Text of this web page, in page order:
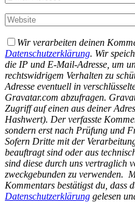
Wir verarbeiten deinen
Datenschutzerklärung. Wir
die IP und E-Mail-Adresse, um
rechtswidrigem Verhalten zu
Adresse eventuell in
Gravatar.com abzufragen.
Zugriff auf einen aus deiner
Hashwert). Der verfasste
sondern erst nach Prüfung und
Sofern Dritte mit der
beauftragt sind oder aus
sind diese durch uns vertraglich
zweckgebunden zu verwenden.
Kommentars bestätigst du, dass
Datenschutzerklärung gelesen